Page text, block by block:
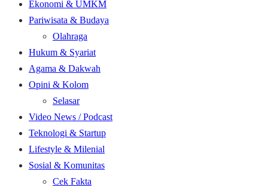
Ekonomi & UMKM
Pariwisata & Budaya
Olahraga
Hukum & Syariat
Agama & Dakwah
Opini & Kolom
Selasar
Video News / Podcast
Teknologi & Startup
Lifestyle & Milenial
Sosial & Komunitas
Cek Fakta